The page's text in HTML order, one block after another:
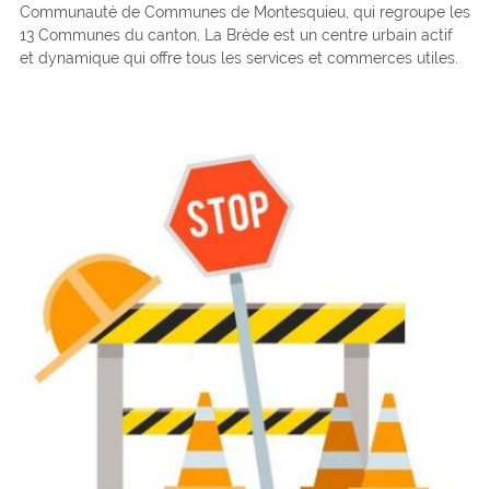
Communauté de Communes de Montesquieu, qui regroupe les
13 Communes du canton, La Brède est un centre urbain actif
et dynamique qui offre tous les services et commerces utiles.